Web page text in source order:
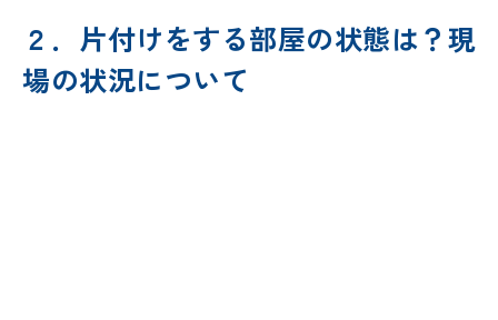
２．片付けをする部屋の状態は？現
場の状況について